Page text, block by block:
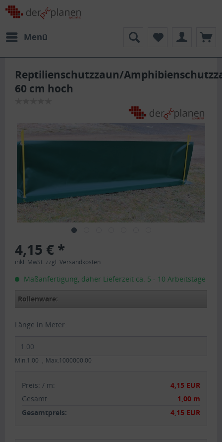
Menü
Reptilienschutzzaun/
60 cm hoch
4,15 € *
inkl. MwSt. zzgl. Versandkosten
Maßanfertigung, daher Lieferzeit ca. 5 - 10 Arbeitstage
Rollenware:
Länge in Meter:
Min.1.00 Max.1000000.00
Preis: / m:
4,15 EUR
Gesamt:
1,00 m
Gesamtpreis:
4,15 EUR